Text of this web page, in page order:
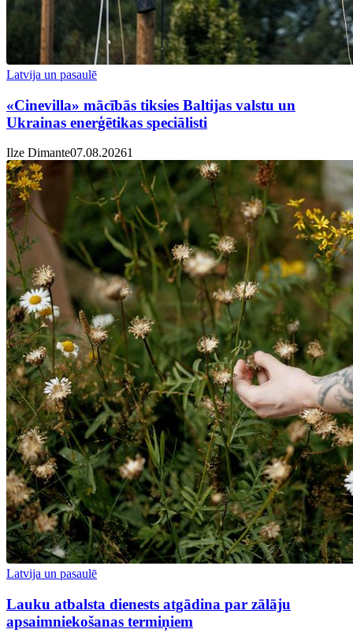
Latvija un pasaulē
«Cinevilla» mācībās tiksies Baltijas valstu un
Ukrainas enerģētikas speciālisti
Ilze Dimante07.08.20261
Latvija un pasaulē
Lauku atbalsta dienests atgādina par zālāju
apsaimniekošanas termiņiem